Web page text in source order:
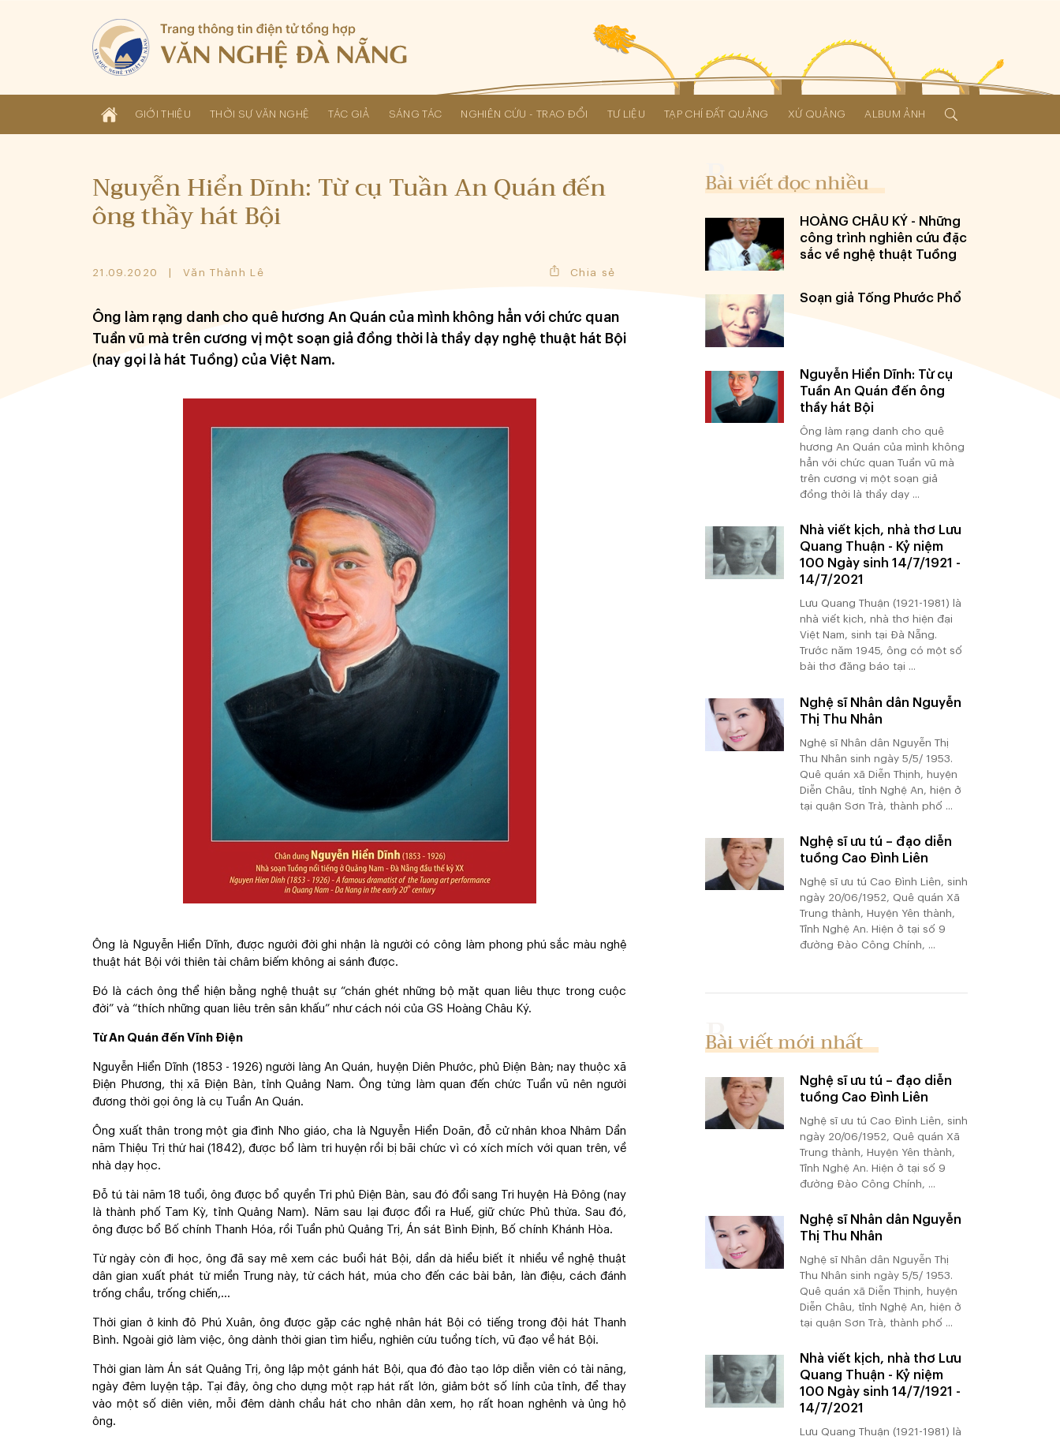
GIỚI THIỆU THỜI SỰ VĂN NGHỆ TÁC GIẢ SÁNG TÁC NGHIÊN CỨU - TRAO ĐỔI TƯ LIỆU TẠP CHÍ ĐẤT QUẢNG XỨ QUẢNG ALBUM ẢNH
Nguyễn Hiển Dĩnh: Từ cụ Tuần An Quán đến
ông thầy hát Bội
21.09.2020 Văn Thành Lê Chia sẻ
Ông làm rạng danh cho quê hương An Quán của mình không hẳn với chức quan
Tuần vũ mà trên cương vị một soạn giả đồng thời là thầy dạy nghệ thuật hát Bội
(nay gọi là hát Tuồng) của Việt Nam.
Ông là Nguyễn Hiển Dĩnh, được người đời ghi nhận là người có công làm phong phú sắc màu nghệ
thuật hát Bội với thiên tài châm biếm không ai sánh được.
Đó là cách ông thể hiện bằng nghệ thuật sự “chán ghét những bộ mặt quan liêu thực trong cuộc
đời” và “thích những quan liêu trên sân khấu” như cách nói của GS Hoàng Châu Ký.
Từ An Quán đến Vĩnh Điện
Nguyễn Hiển Dĩnh (1853 - 1926) người làng An Quán, huyện Diên Phước, phủ Điện Bàn; nay thuộc xã
Điện Phương, thị xã Điện Bàn, tỉnh Quảng Nam. Ông từng làm quan đến chức Tuần vũ nên người
đương thời gọi ông là cụ Tuần An Quán.
Ông xuất thân trong một gia đình Nho giáo, cha là Nguyễn Hiển Doãn, đỗ cử nhân khoa Nhâm Dần
năm Thiệu Trị thứ hai (1842), được bổ làm tri huyện rồi bị bãi chức vì có xích mích với quan trên, về
nhà dạy học.
Đỗ tú tài năm 18 tuổi, ông được bổ quyền Tri phủ Điện Bàn, sau đó đổi sang Tri huyện Hà Đông (nay
là thành phố Tam Kỳ, tỉnh Quảng Nam). Năm sau lại được đổi ra Huế, giữ chức Phủ thừa. Sau đó,
ông được bổ Bố chính Thanh Hóa, rồi Tuần phủ Quảng Trị, Án sát Bình Định, Bố chính Khánh Hòa.
Từ ngày còn đi học, ông đã say mê xem các buổi hát Bội, dần dà hiểu biết ít nhiều về nghệ thuật
dân gian xuất phát từ miền Trung này, từ cách hát, múa cho đến các bài bản, làn điệu, cách đánh
trống chầu, trống chiến,...
Thời gian ở kinh đô Phú Xuân, ông được gặp các nghệ nhân hát Bội có tiếng trong đội hát Thanh
Bình. Ngoài giờ làm việc, ông dành thời gian tìm hiểu, nghiên cứu tuồng tích, vũ đạo về hát Bội.
Thời gian làm Án sát Quảng Trị, ông lập một gánh hát Bội, qua đó đào tạo lớp diễn viên có tài năng,
ngày đêm luyện tập. Tại đây, ông cho dựng một rạp hát rất lớn, giảm bớt số lính của tỉnh, để thay
vào một số diên viên, mỗi đêm dành chầu hát cho nhân dân xem, họ rất hoan nghênh và ủng hộ
ông.
Bài viết đọc nhiều
HOÀNG CHÂU KÝ - Những
công trình nghiên cứu đặc
sắc về nghệ thuật Tuồng
Soạn giả Tống Phước Phổ
Nguyễn Hiển Dĩnh: Từ cụ
Tuần An Quán đến ông
thầy hát Bội
Ông làm rạng danh cho quê
hương An Quán của mình không
hẳn với chức quan Tuần vũ mà
trên cương vị một soạn giả
đồng thời là thầy dạy ...
Nhà viết kịch, nhà thơ Lưu
Quang Thuận - Kỷ niệm
100 Ngày sinh 14/7/1921 -
14/7/2021
Lưu Quang Thuận (1921-1981) là
nhà viết kịch, nhà thơ hiện đại
Việt Nam, sinh tại Đà Nẵng.
Trước năm 1945, ông có một số
bài thơ đăng báo tại ...
Nghệ sĩ Nhân dân Nguyễn
Thị Thu Nhân
Nghệ sĩ Nhân dân Nguyễn Thị
Thu Nhân sinh ngày 5/5/ 1953.
Quê quán xã Diễn Thịnh, huyện
Diễn Châu, tỉnh Nghệ An, hiện ở
tại quận Sơn Trà, thành phố ...
Nghệ sĩ ưu tú – đạo diễn
tuồng Cao Đình Liên
Nghệ sĩ ưu tú Cao Đình Liên, sinh
ngày 20/06/1952, Quê quán Xã
Trung thành, Huyện Yên thành,
Tỉnh Nghệ An. Hiện ở tại số 9
đường Đào Công Chính, ...
Bài viết mới nhất
Nghệ sĩ ưu tú – đạo diễn
tuồng Cao Đình Liên
Nghệ sĩ ưu tú Cao Đình Liên, sinh
ngày 20/06/1952, Quê quán Xã
Trung thành, Huyện Yên thành,
Tỉnh Nghệ An. Hiện ở tại số 9
đường Đào Công Chính, ...
Nghệ sĩ Nhân dân Nguyễn
Thị Thu Nhân
Nghệ sĩ Nhân dân Nguyễn Thị
Thu Nhân sinh ngày 5/5/ 1953.
Quê quán xã Diễn Thịnh, huyện
Diễn Châu, tỉnh Nghệ An, hiện ở
tại quận Sơn Trà, thành phố ...
Nhà viết kịch, nhà thơ Lưu
Quang Thuận - Kỷ niệm
100 Ngày sinh 14/7/1921 -
14/7/2021
Lưu Quang Thuận (1921-1981) là